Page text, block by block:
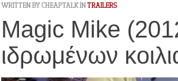
WRITTEN BY CHEAPTALK INTRAILERS
Magic Mike
ιδρωμένων